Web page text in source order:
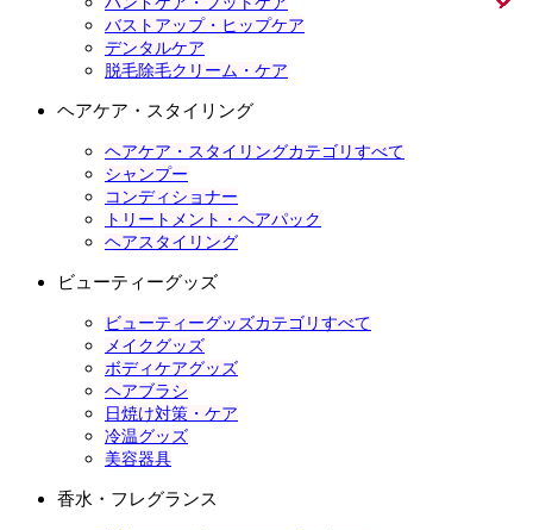
バストアップ・ヒップケア
デンタルケア
脱毛除毛クリーム・ケア
ヘアケア・スタイリング
ヘアケア・スタイリングカテゴリすべて
シャンプー
コンディショナー
トリートメント・ヘアパック
ヘアスタイリング
ビューティーグッズ
ビューティーグッズカテゴリすべて
メイクグッズ
ボディケアグッズ
ヘアブラシ
日焼け対策・ケア
冷温グッズ
美容器具
香水・フレグランス